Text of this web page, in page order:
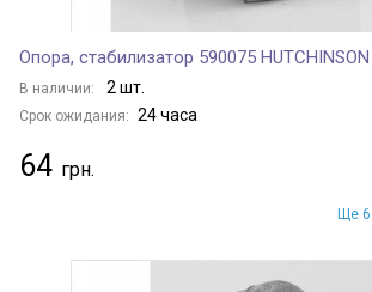
Опора, стабилизатор 590075 HUTCHINSON
В наличии: 2 шт.
Срок ожидания: 24 часа
64
Ще 6